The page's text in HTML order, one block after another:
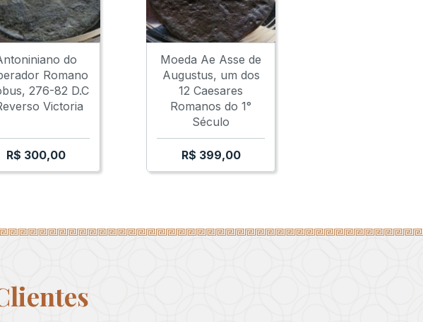
do
Romano
276-82 D.C
Victoria
R$ 300,00
Moeda Ae Asse de
Augustus, um dos
12 Caesares
Romanos do 1°
Século
R$ 399,00